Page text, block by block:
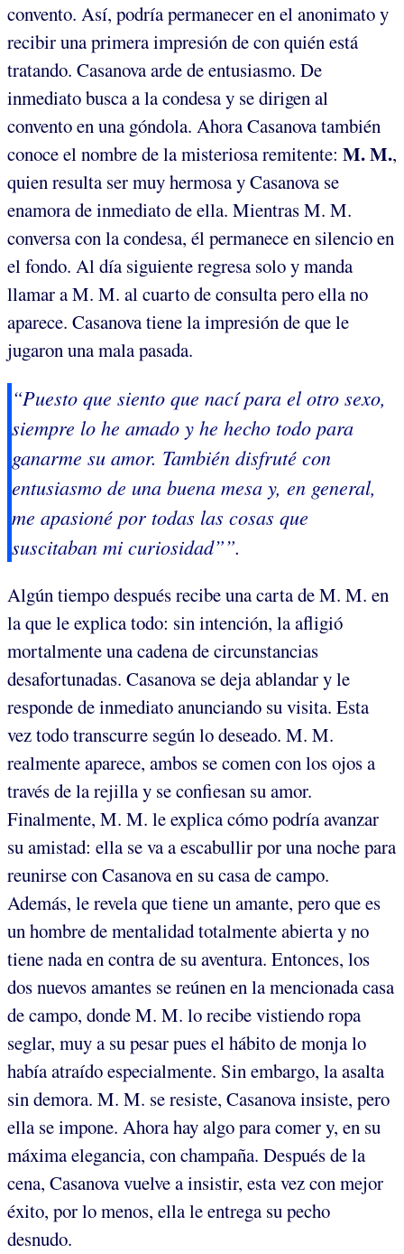
convento. Así, podría permanecer en el anonimato y
recibir una primera impresión de con quién está
tratando. Casanova arde de entusiasmo. De
inmediato busca a la condesa y se dirigen al
convento en una góndola. Ahora Casanova también
conoce el nombre de la misteriosa remitente: M. M.,
quien resulta ser muy hermosa y Casanova se
enamora de inmediato de ella. Mientras M. M.
conversa con la condesa, él permanece en silencio en
el fondo. Al día siguiente regresa solo y manda
llamar a M. M. al cuarto de consulta pero ella no
aparece. Casanova tiene la impresión de que le
jugaron una mala pasada.
“Puesto que siento que nací para el otro sexo,
siempre lo he amado y he hecho todo para
ganarme su amor. También disfruté con
entusiasmo de una buena mesa y, en general,
me apasioné por todas las cosas que
suscitaban mi curiosidad””.
Algún tiempo después recibe una carta de M. M. en
la que le explica todo: sin intención, la afligió
mortalmente una cadena de circunstancias
desafortunadas. Casanova se deja ablandar y le
responde de inmediato anunciando su visita. Esta
vez todo transcurre según lo deseado. M. M.
realmente aparece, ambos se comen con los ojos a
través de la rejilla y se confiesan su amor.
Finalmente, M. M. le explica cómo podría avanzar
su amistad: ella se va a escabullir por una noche para
reunirse con Casanova en su casa de campo.
Además, le revela que tiene un amante, pero que es
un hombre de mentalidad totalmente abierta y no
tiene nada en contra de su aventura. Entonces, los
dos nuevos amantes se reúnen en la mencionada casa
de campo, donde M. M. lo recibe vistiendo ropa
seglar, muy a su pesar pues el hábito de monja lo
había atraído especialmente. Sin embargo, la asalta
sin demora. M. M. se resiste, Casanova insiste, pero
ella se impone. Ahora hay algo para comer y, en su
máxima elegancia, con champaña. Después de la
cena, Casanova vuelve a insistir, esta vez con mejor
éxito, por lo menos, ella le entrega su pecho
desnudo.